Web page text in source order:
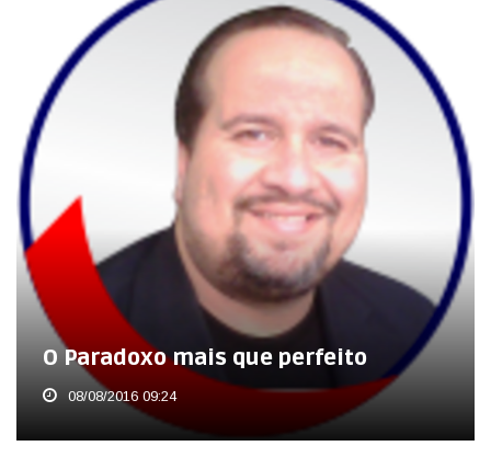
O Paradoxo mais que perfeito
08/08/2016 09:24